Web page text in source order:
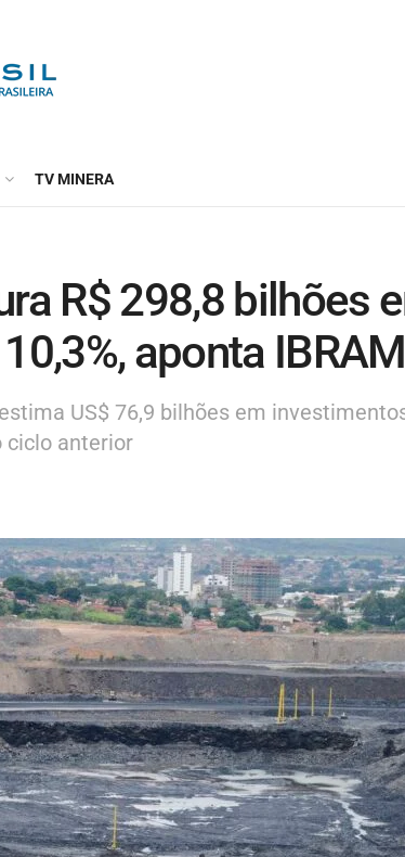
TV MINERA
R$ 298,8 bilhões
aponta IBRAM
US$ 76,9 bilhões em
ciclo anterior